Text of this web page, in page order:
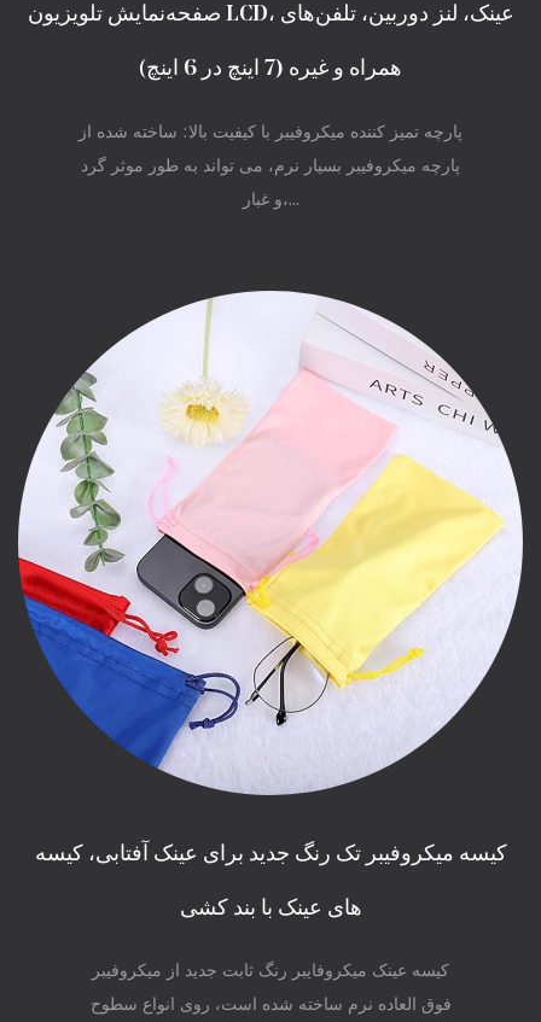
صفحه‌نمایش تلویزیون LCD، عینک، لنز دوربین، تلفن‌های
همراه و غیره (7 اینچ در 6 اینچ)
پارچه تمیز کننده میکروفیبر با کیفیت بالا: ساخته شده از
پارچه میکروفیبر بسیار نرم، می تواند به طور موثر گرد
و غبار،...
کیسه میکروفیبر تک رنگ جدید برای عینک آفتابی، کیسه
های عینک با بند کشی
کیسه عینک میکروفایبر رنگ ثابت جدید از میکروفیبر
فوق العاده نرم ساخته شده است، روی انواع سطوح